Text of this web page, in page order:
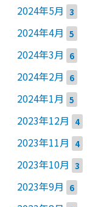
2024年5月 3
2024年4月 5
2024年3月 6
2024年2月 6
2024年1月 5
2023年12月 4
2023年11月 4
2023年10月 3
2023年9月 6